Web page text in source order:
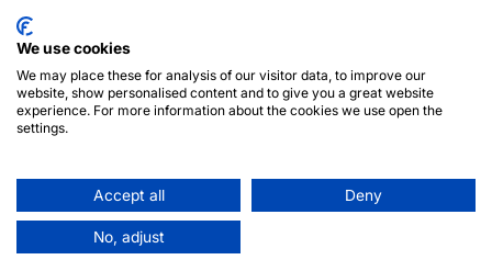
We use cookies
We may place these for analysis of our visitor data, to improve our
website, show personalised content and to give you a great website
experience. For more information about the cookies we use open the
settings.
Accept all Deny
No, adjust